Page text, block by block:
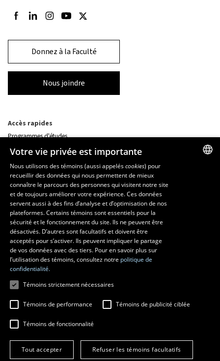
Suivez-nous sur Facebook
Suivez-nous sur LinkedIn
Suivez-nous sur Instagram
Suivez-nous sur Youtube
Suivez-nous sur Twitter
Donnez à la Faculté
Nous joindre
Accès rapides
Programmes d'études
Nos départements et école
Foire aux questions
Ressources
monPortail
MESURES D'URGENCE
Composer le418 656-5555
© 2026 Université Laval
Tous droits réservés
Conditions générales d'utilisation
Votre vie privée est importante
Nous utilisons des témoins (aussi appeléscookies) pour
recueillir des données qui nous permettent de mieux
connaître le parcours des personnes qui visitent notre site
et de toujours améliorer votre expérience. Ces données
servent aussi à des fins d’analyse et d’optimisation de nos
plateformes. Certains témoins sont essentiels pour la
sécurité et le fonctionnement du site. Ils ne peuvent être
désactivés. D’autres sont facultatifs et doivent être
acceptés pour s’activer. Ils peuvent impliquer le partage
de vos données avec des tiers. Pour en savoir plus sur
l’utilisation des témoins, consultez notre politique de
confidentialité.
Témoins strictement nécessaires
Témoins de performance Témoins de publicité ciblée
Témoins de fonctionnalité
Tout accepter Refuser les témoins facultatifs